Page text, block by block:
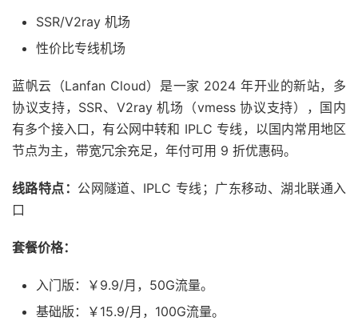
SSR/V2ray 机场
性价比专线机场
蓝帆云（Lanfan Cloud）是一家 2024 年开业的新站，多
协议支持，SSR、V2ray 机场（vmess 协议支持），国内
有多个接入口，有公网中转和 IPLC 专线，以国内常用地区
节点为主，带宽冗余充足，年付可用 9 折优惠码。
线路特点： 公网隧道、IPLC 专线；广东移动、湖北联通入
口
套餐价格：
入门版：￥9.9/月，50G流量。
基础版：￥15.9/月，100G流量。